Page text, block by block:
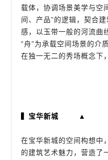
载体，协调场景美学与空
间、产品”的逻辑，契合
感，以玉带一般的河流曲
“舟”为承载空间场景的介
在独一无二的秀场概念下
▍宝华新城 ▲
在宝华新城的空间构想中
的建筑艺术魅力，营造了